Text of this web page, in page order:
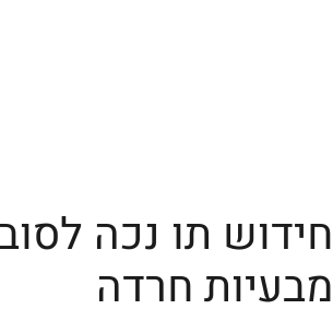
חידוש תו נכה
מבעיות חרדה